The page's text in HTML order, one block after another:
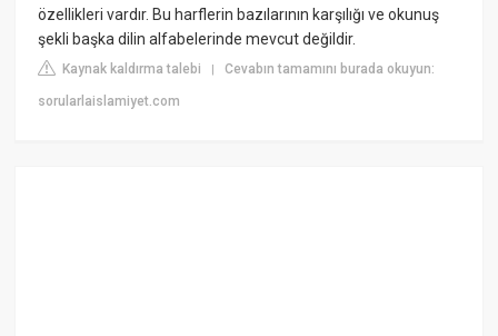
özellikleri vardır. Bu harflerin bazılarının karşılığı ve okunuş
şekli başka dilin alfabelerinde mevcut değildir.
Kaynak kaldırma talebi |Cevabın tamamını burada okuyun:
sorularlaislamiyet.com